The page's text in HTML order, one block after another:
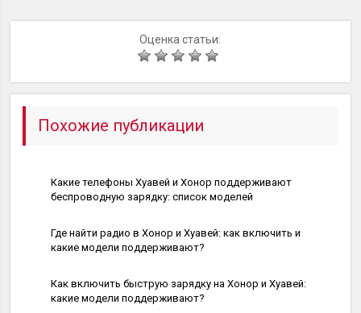
Оценка статьи:
Похожие публикации
Какие телефоны Хуавей и Хонор поддерживают
беспроводную зарядку: список моделей
Помощь
Где найти радио в Хонор и Хуавей: как включить и
какие модели поддерживают?
Помощь
Как включить быструю зарядку на Хонор и Хуавей:
какие модели поддерживают?
Помощь